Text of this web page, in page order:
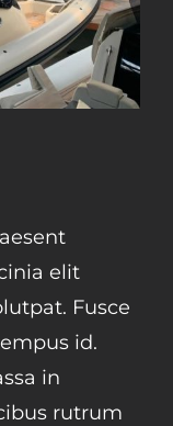
elit
Fusce
id.
in
rutrum